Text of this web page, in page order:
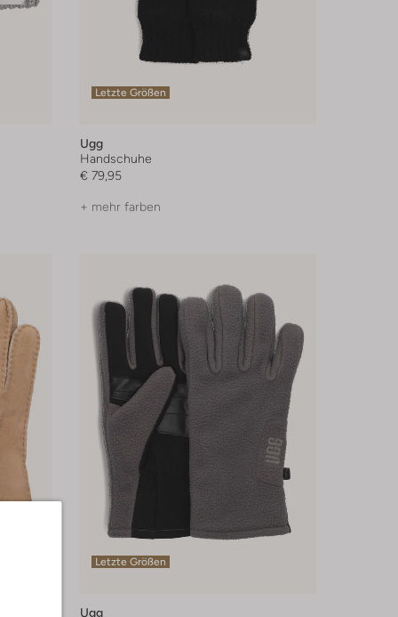
Letzte Größen
Ugg
Handschuhe
€ 79,95
+ mehr farben
Letzte Größen
Ugg